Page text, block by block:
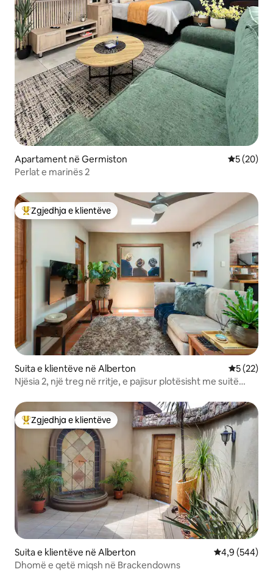
Apartament në Germiston Vlerësimi
5 (20)
Perlat e marinës 2
Më të mirat e zgjedhjeve të klientëve
Zgjedhja e klientëve
Suita e klientëve në Alberton Vlerësimi
5 (22)
Njësia 2, një treg në rritje, e pajisur plotësisht me suitë
Më të mirat e zgjedhjeve të klientëve
Zgjedhja e klientëve
Suita e klientëve në Alberton Vlerësimi
4,9 (544)
Dhomë e qetë miqsh në Brackendowns